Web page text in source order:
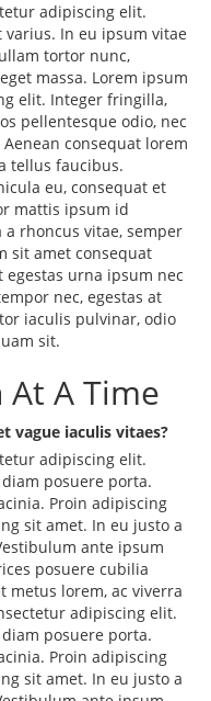
adipiscing elit.
In eu ipsum vitae
tortor nunc,
massa. Lorem ipsum
elit. Integer fringilla,
pellentesque odio, nec
consequat lorem
tellus faucibus.
eu, consequat et
mattis ipsum id
rhoncus vitae, semper
sit amet consequat
urna ipsum nec
nec, egestas at
iaculis pulvinar, odio
sit.
At A Time
vague iaculis vitaes?
adipiscing elit.
posuere porta.
Proin adipiscing
sit amet. In eu justo a
ante ipsum
posuere cubilia
metus lorem, ac viverra
adipiscing elit.
posuere porta.
Proin adipiscing
sit amet. In eu justo a